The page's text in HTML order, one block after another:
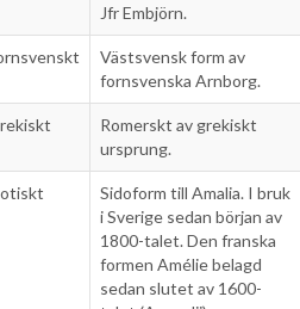
Jfr Embjörn.
Västsvensk form av
fornsvenska Arnborg.
Romerskt av grekiskt
ursprung.
Sidoform till Amalia. I bruk
i Sverige sedan början av
1800-talet. Den franska
formen Amélie belagd
sedan slutet av 1600-